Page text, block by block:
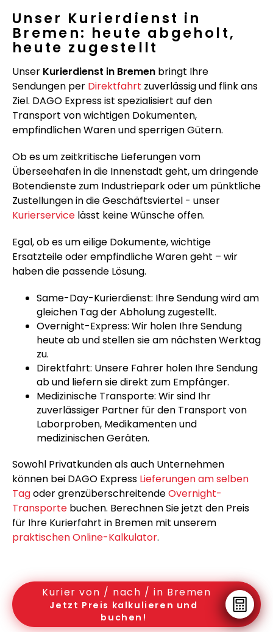
Unser Kurierdienst in
Bremen: heute abgeholt,
heute zugestellt
Unser Kurierdienst in Bremen bringt Ihre
Sendungen per Direktfahrt zuverlässig und flink ans
Ziel. DAGO Express ist spezialisiert auf den
Transport von wichtigen Dokumenten,
empfindlichen Waren und sperrigen Gütern.
Ob es um zeitkritische Lieferungen vom
Überseehafen in die Innenstadt geht, um dringende
Botendienste zum Industriepark oder um pünktliche
Zustellungen in die Geschäftsviertel - unser
Kurierservice lässt keine Wünsche offen.
Egal, ob es um eilige Dokumente, wichtige
Ersatzteile oder empfindliche Waren geht – wir
haben die passende Lösung.
Same-Day-Kurierdienst: Ihre Sendung wird am
gleichen Tag der Abholung zugestellt.
Overnight-Express: Wir holen Ihre Sendung
heute ab und stellen sie am nächsten Werktag
zu.
Direktfahrt: Unsere Fahrer holen Ihre Sendung
ab und liefern sie direkt zum Empfänger.
Medizinische Transporte: Wir sind Ihr
zuverlässiger Partner für den Transport von
Laborproben, Medikamenten und
medizinischen Geräten.
Sowohl Privatkunden als auch Unternehmen
können bei DAGO Express Lieferungen am selben
Tagoder grenzüberschreitendeOvernight-
Transporte buchen. Berechnen Sie jetzt den Preis
für Ihre Kurierfahrt in Bremen mit unserem
praktischen Online-Kalkulator.
Kurier von / nach / in Bremen
Jetzt Preis kalkulieren und
buchen!